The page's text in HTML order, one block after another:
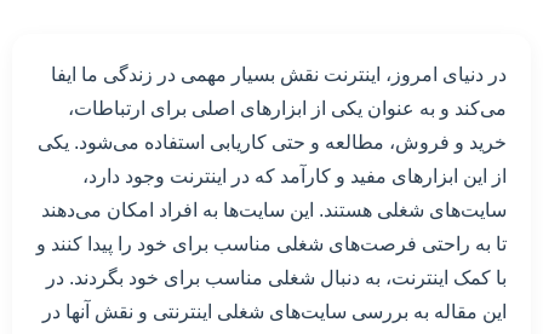
در دنیای امروز، اینترنت نقش بسیار مهمی در زندگی ما ایفا
می‌کند و به عنوان یکی از ابزارهای اصلی برای ارتباطات،
خرید و فروش، مطالعه و حتی کاریابی استفاده می‌شود. یکی
از این ابزارهای مفید و کارآمد که در اینترنت وجود دارد،
سایت‌های شغلی هستند. این سایت‌ها به افراد امکان می‌دهند
تا به راحتی فرصت‌های شغلی مناسب برای خود را پیدا کنند و
با کمک اینترنت، به دنبال شغلی مناسب برای خود بگردند. در
این مقاله به بررسی سایت‌های شغلی اینترنتی و نقش آنها در